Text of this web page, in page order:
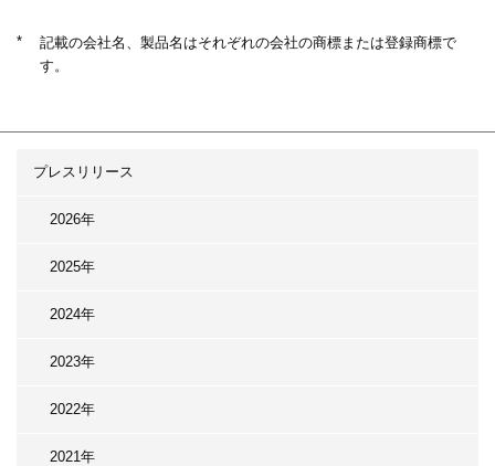
*
記載の会社名、製品名はそれぞれの会社の商標または登録商標で
す。
プレスリリース
2026年
2025年
2024年
2023年
2022年
2021年